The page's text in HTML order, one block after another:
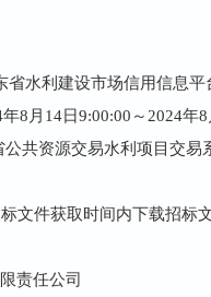
省水利建设市场信用信息
8月14日9:00:00～2024年
共资源交易水利项目交易
文件获取时间内下载招标
责任公司